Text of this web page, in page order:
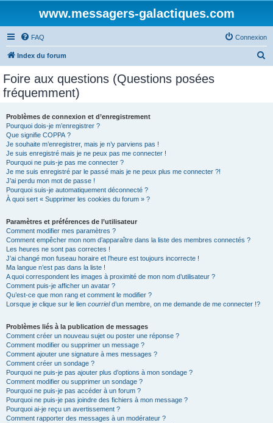
www.messagers-galactiques.com
FAQ Connexion
Index du forum
Foire aux questions (Questions posées
fréquemment)
Problèmes de connexion et d’enregistrement
Pourquoi dois-je m’enregistrer ?
Que signifie COPPA ?
Je souhaite m’enregistrer, mais je n’y parviens pas !
Je suis enregistré mais je ne peux pas me connecter !
Pourquoi ne puis-je pas me connecter ?
Je me suis enregistré par le passé mais je ne peux plus me connecter ?!
J’ai perdu mon mot de passe !
Pourquoi suis-je automatiquement déconnecté ?
À quoi sert « Supprimer les cookies du forum » ?
Paramètres et préférences de l’utilisateur
Comment modifier mes paramètres ?
Comment empêcher mon nom d’apparaître dans la liste des membres connectés ?
Les heures ne sont pas correctes !
J’ai changé mon fuseau horaire et l’heure est toujours incorrecte !
Ma langue n’est pas dans la liste !
A quoi correspondent les images à proximité de mon nom d’utilisateur ?
Comment puis-je afficher un avatar ?
Qu’est-ce que mon rang et comment le modifier ?
Lorsque je clique sur le lien courrield’un membre, on me demande de me connecter !?
Problèmes liés à la publication de messages
Comment créer un nouveau sujet ou poster une réponse ?
Comment modifier ou supprimer un message ?
Comment ajouter une signature à mes messages ?
Comment créer un sondage ?
Pourquoi ne puis-je pas ajouter plus d’options à mon sondage ?
Comment modifier ou supprimer un sondage ?
Pourquoi ne puis-je pas accéder à un forum ?
Pourquoi ne puis-je pas joindre des fichiers à mon message ?
Pourquoi ai-je reçu un avertissement ?
Comment rapporter des messages à un modérateur ?